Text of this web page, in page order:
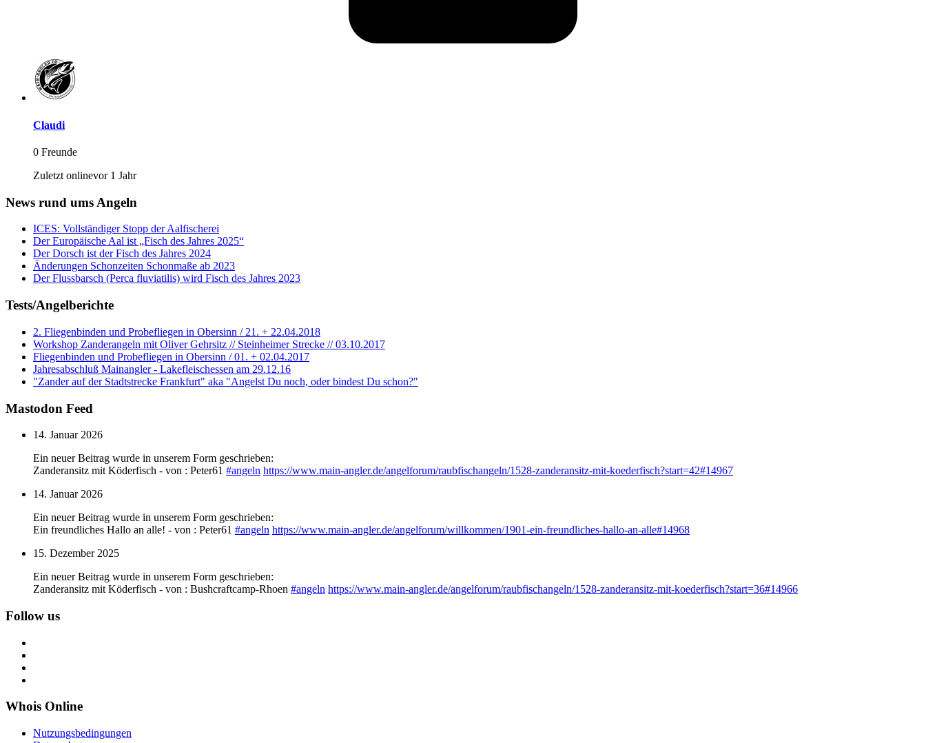
Claudi
0 Freunde
Zuletzt onlinevor 1 Jahr
News rund ums Angeln
ICES: Vollständiger Stopp der Aalfischerei
Der Europäische Aal ist „Fisch des Jahres 2025“
Der Dorsch ist der Fisch des Jahres 2024
Änderungen Schonzeiten Schonmaße ab 2023
Der Flussbarsch (Perca fluviatilis) wird Fisch des Jahres 2023
Tests/Angelberichte
2. Fliegenbinden und Probefliegen in Obersinn / 21. + 22.04.2018
Workshop Zanderangeln mit Oliver Gehrsitz // Steinheimer Strecke // 03.10.2017
Fliegenbinden und Probefliegen in Obersinn / 01. + 02.04.2017
Jahresabschluß Mainangler - Lakefleischessen am 29.12.16
"Zander auf der Stadtstrecke Frankfurt" aka "Angelst Du noch, oder bindest Du schon?"
Mastodon Feed
14. Januar 2026
Ein neuer Beitrag wurde in unserem Form geschrieben:
Zanderansitz mit Köderfisch - von : Peter61 #angeln https://www.main-angler.de/angelforum/raubfischangeln/1528-zanderansitz-mit-koederfisch?start=42#14967
14. Januar 2026
Ein neuer Beitrag wurde in unserem Form geschrieben:
Ein freundliches Hallo an alle! - von : Peter61 #angeln https://www.main-angler.de/angelforum/willkommen/1901-ein-freundliches-hallo-an-alle#14968
15. Dezember 2025
Ein neuer Beitrag wurde in unserem Form geschrieben:
Zanderansitz mit Köderfisch - von : Bushcraftcamp-Rhoen #angeln https://www.main-angler.de/angelforum/raubfischangeln/1528-zanderansitz-mit-koederfisch?start=36#14966
Follow us
Whois Online
Nutzungsbedingungen